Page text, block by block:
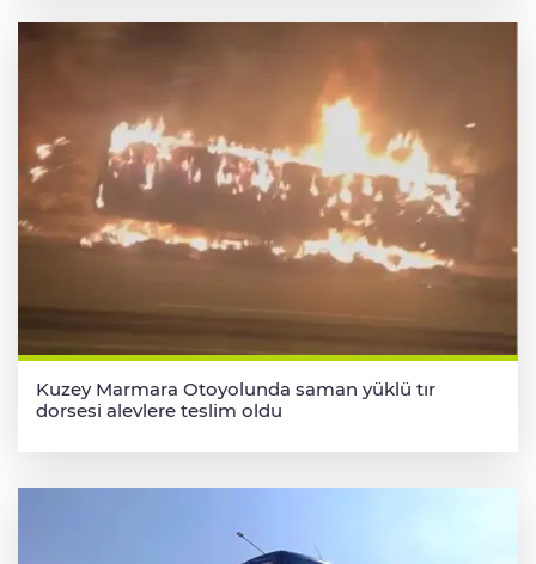
Kuzey Marmara Otoyolunda saman yüklü tır
dorsesi alevlere teslim oldu